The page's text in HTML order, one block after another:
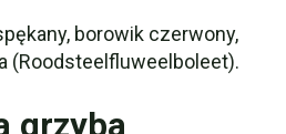
borowik czerwony,
(Roodsteelfluweelboleet).
grzyba